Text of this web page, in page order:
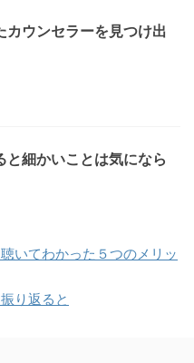
カウンセラーを見つけ出
と細かいことは気になら
いてわかった５つのメリッ
り返ると